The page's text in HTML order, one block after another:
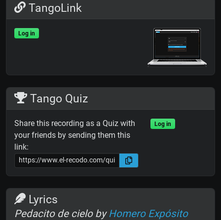
TangoLink
Log in
Tango Quiz
Share this recording as a Quiz with
your friends by sending them this
link:
Log in
Lyrics
Pedacito de cielo by Homero Expósito